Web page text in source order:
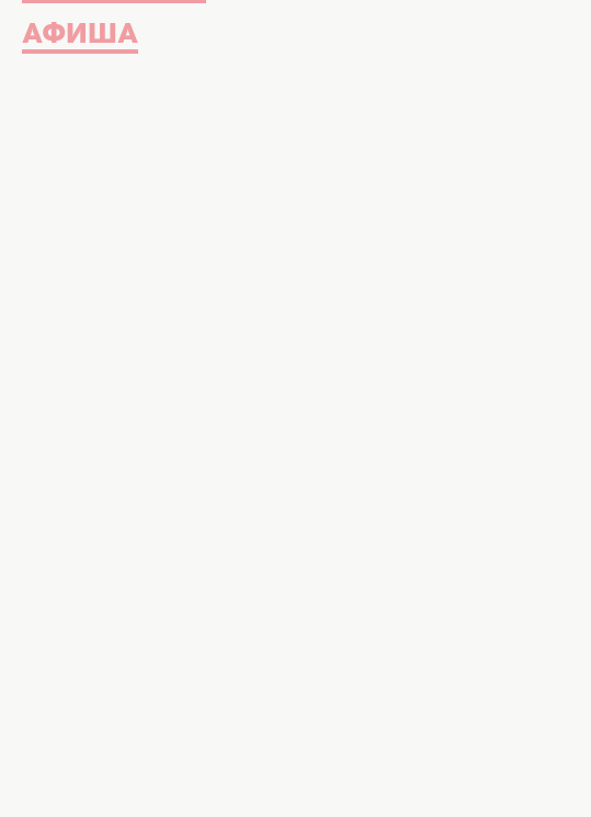
АФИША
Внучка короля Чарльза III принцесса
на коронации дедушки,
на Уимблдонском теннисном турнире.
посетила вместе с родителями — принцем
также старшим братом Джорджем.
привлек не столько турнир, сколько
которая с трибун наблюдала за игрой.
Выразительная мимика и яркие эмоции
оставить равнодушными папарацци. Они
принцессы Шарлотты, которые быстро